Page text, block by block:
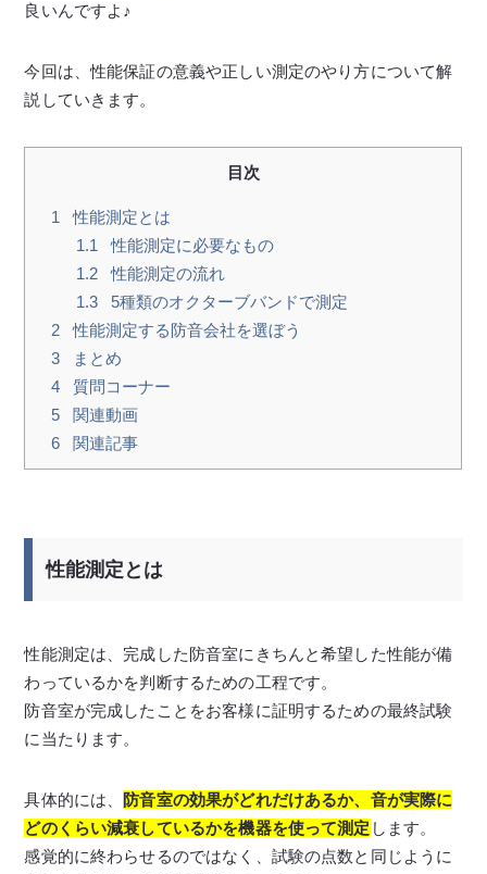
良いんですよ♪
今回は、性能保証の意義や正しい測定のやり方について解
説していきます。
目次
1
性能測定とは
1.1
性能測定に必要なもの
1.2
性能測定の流れ
1.3
5種類のオクターブバンドで測定
2
性能測定する防音会社を選ぼう
3
まとめ
4
質問コーナー
5
関連動画
6
関連記事
性能測定とは
性能測定は、完成した防音室にきちんと希望した性能が備
わっているかを判断するための工程です。
防音室が完成したことをお客様に証明するための最終試験
に当たります。
具体的には、 防音室の効果がどれだけあるか、音が実際に
どのくらい減衰しているかを機器を使って測定 します。
感覚的に終わらせるのではなく、試験の点数と同じように